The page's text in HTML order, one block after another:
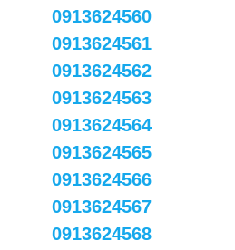
0913624560
0913624561
0913624562
0913624563
0913624564
0913624565
0913624566
0913624567
0913624568